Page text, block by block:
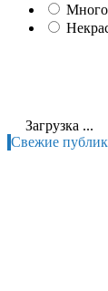
Загрузка ...
Свежие